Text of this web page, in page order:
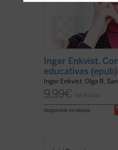
Inger Enkvist.
educativas (epub)
Inger Enkvist, Olga R.
9,99€ IVA incluido
disponible en ebook: